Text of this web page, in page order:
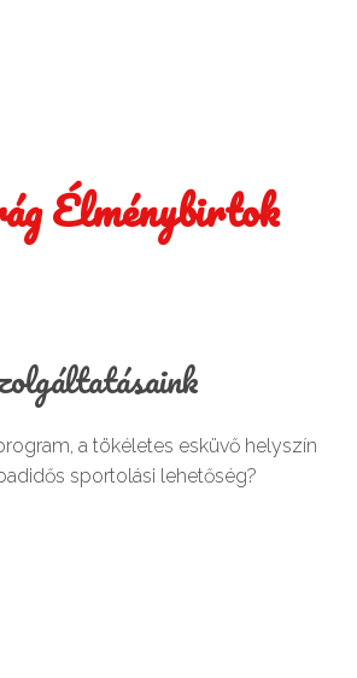
Élménybirtok
a tökéletes esküvő helyszín
sportolási lehetőség?